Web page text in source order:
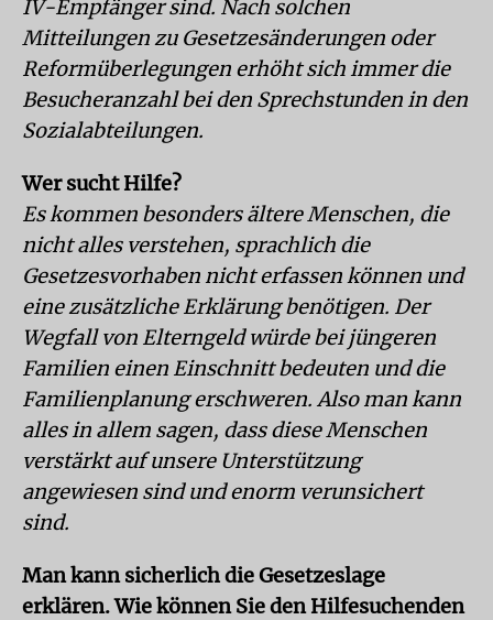
IV-Empfänger sind. Nach solchen
Mitteilungen zu Gesetzesänderungen oder
Reformüberlegungen erhöht sich immer die
Besucheranzahl bei den Sprechstunden in den
Sozialabteilungen.
Wer sucht Hilfe?
Es kommen besonders ältere Menschen, die
nicht alles verstehen, sprachlich die
Gesetzesvorhaben nicht erfassen können und
eine zusätzliche Erklärung benötigen. Der
Wegfall von Elterngeld würde bei jüngeren
Familien einen Einschnitt bedeuten und die
Familienplanung erschweren. Also man kann
alles in allem sagen, dass diese Menschen
verstärkt auf unsere Unterstützung
angewiesen sind und enorm verunsichert
sind.
Man kann sicherlich die Gesetzeslage
erklären. Wie können Sie den Hilfesuchenden